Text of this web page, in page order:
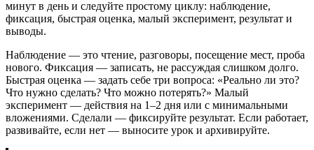
минут в день и следуйте простому циклу: наблюдение,
фиксация, быстрая оценка, малый эксперимент, результат и
выводы.
Наблюдение — это чтение, разговоры, посещение мест, проба
нового. Фиксация — записать, не рассуждая слишком долго.
Быстрая оценка — задать себе три вопроса: «Реально ли это?
Что нужно сделать? Что можно потерять?» Малый
эксперимент — действия на 1–2 дня или с минимальными
вложениями. Сделали — фиксируйте результат. Если работает,
развивайте, если нет — выносите урок и архивируйте.